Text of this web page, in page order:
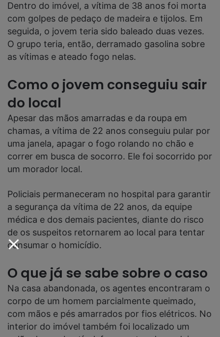
Dentro do imóvel, a vítima de 38 anos foi morta
com golpes de pedaço de madeira e tijolos. Em
seguida, o jovem teria sido baleado duas vezes.
O grupo teria, então, derramado gasolina sobre
as vítimas e ateado fogo nelas.
Como o jovem conseguiu sair
do local
Apesar das mãos amarradas e da roupa em
chamas, a vítima de 22 anos conseguiu pular por
uma janela, apagar o fogo rolando no chão e
correr em busca de socorro. Ele foi socorrido por
um morador local.
Policiais permaneceram no hospital para garantir
a segurança da vítima de 22 anos, da equipe
médica e dos demais pacientes, diante do risco
de os suspeitos retornarem ao local para tentar
consumar o homicídio.
O que já se sabe sobre o caso
Na casa abandonada, os agentes encontraram o
corpo de um homem parcialmente queimado,
com mãos e pés amarrados por fios elétricos. No
interior do imóvel também foi localizado um